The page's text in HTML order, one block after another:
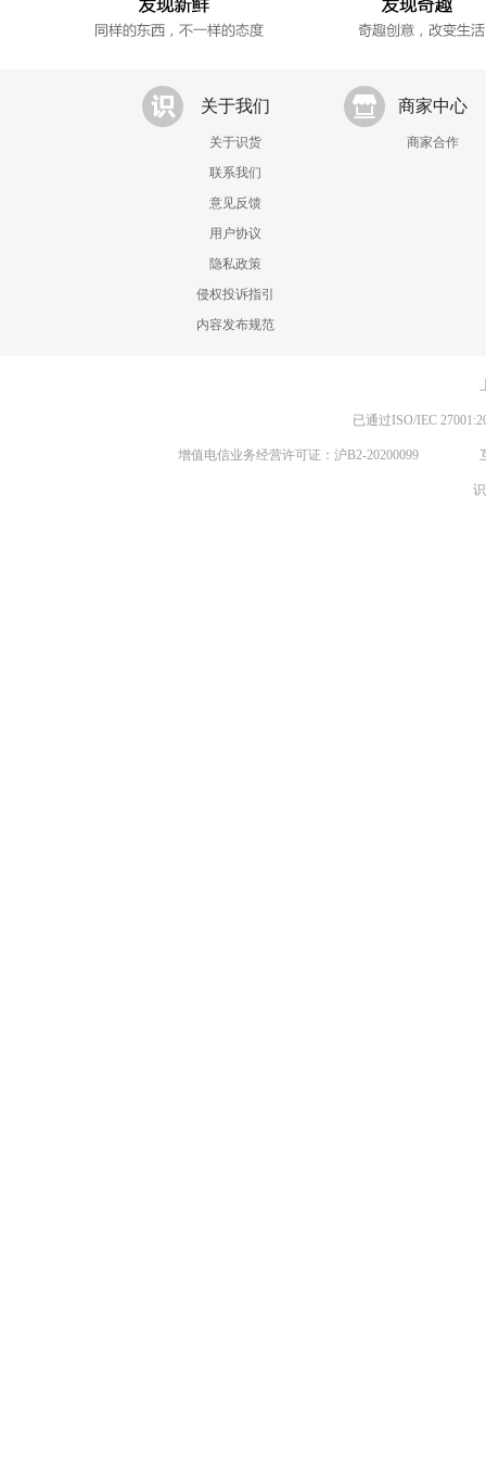
关于我们
关于识货
联系我们
意见反馈
用户协议
隐私政策
侵权投诉指引
内容发布规范
商家中心
商家合作
已通过ISO/IEC
增值电信业务经营许可证：沪B2-20200099